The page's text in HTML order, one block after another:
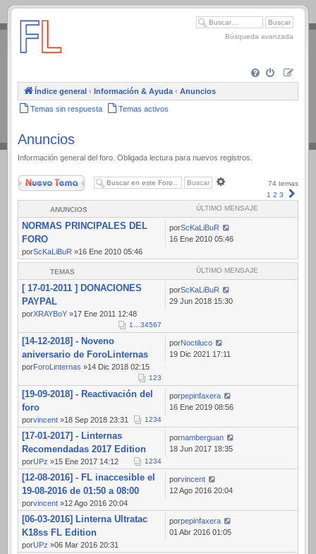
.
Búsqueda avanzada
Índice general ‹ Información & Ayuda ‹ Anuncios
Temas sin respuesta Temas activos
Anuncios
Información general del foro. Obligada lectura para nuevos registros.
Nuevo Tema
74 temas
1 2 3
ANUNCIOS ÚLTIMO MENSAJE
NORMAS PRINCIPALES DEL
FORO
porScKaLiBuR »16 Ene 2010 05:46
porScKaLiBuR
16 Ene 2010 05:46
TEMAS ÚLTIMO MENSAJE
[ 17-01-2011 ] DONACIONES
PAYPAL
porXRAYBoY »17 Ene 2011 12:48
1 34567
porScKaLiBuR
29 Jun 2018 15:30
[14-12-2018] - Noveno
aniversario de ForoLinternas
porForoLinternas »14 Dic 2018 02:15
123
porNoctiluco
19 Dic 2021 17:11
[19-09-2018] - Reactivación del
foro
porvincent »18 Sep 2018 23:31 1234
porpepinfaxera
16 Ene 2019 08:56
[17-01-2017] - Linternas
Recomendadas 2017 Edition
porUPz »15 Ene 2017 14:12 1234
pornamberguan
18 Jun 2017 18:35
[12-08-2016] - FL inaccesible el
19-08-2016 de 01:50 a 08:00
porvincent »12 Ago 2016 20:04
porvincent
12 Ago 2016 20:04
[06-03-2016] Linterna Ultratac
K18ss FL Edition
porUPz »06 Mar 2016 20:31
porpepinfaxera
01 Abr 2016 01:05